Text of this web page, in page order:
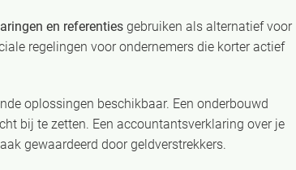
en referenties gebruiken als alternatief voor
regelingen voor ondernemers die korter actief
oplossingen beschikbaar. Een onderbouwd
bij te zetten. Een accountantsverklaring over je
gewaardeerd door geldverstrekkers.